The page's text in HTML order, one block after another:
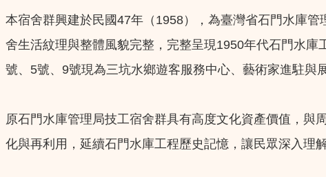
本宿舍群興建於民國47年（1958），為臺灣省石門水庫
舍生活紋理與整體風貌完整，完整呈現1950年代石門水
號、5號、9號現為三坑水鄉遊客服務中心、藝術家進駐與
原石門水庫管理局技工宿舍群具有高度文化資產價值，
化與再利用，延續石門水庫工程歷史記憶，讓民眾深入理